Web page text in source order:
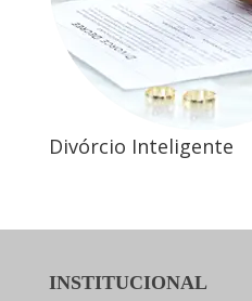
Divórcio Inteligente
INSTITUCIONAL